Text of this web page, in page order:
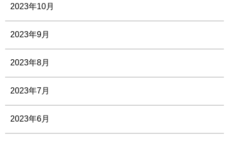
2023年10月
2023年9月
2023年8月
2023年7月
2023年6月